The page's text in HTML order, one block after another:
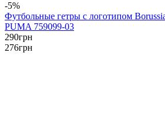
-5%
Футбольные гетры с логотипом
PUMA 759099-03
290грн
276грн